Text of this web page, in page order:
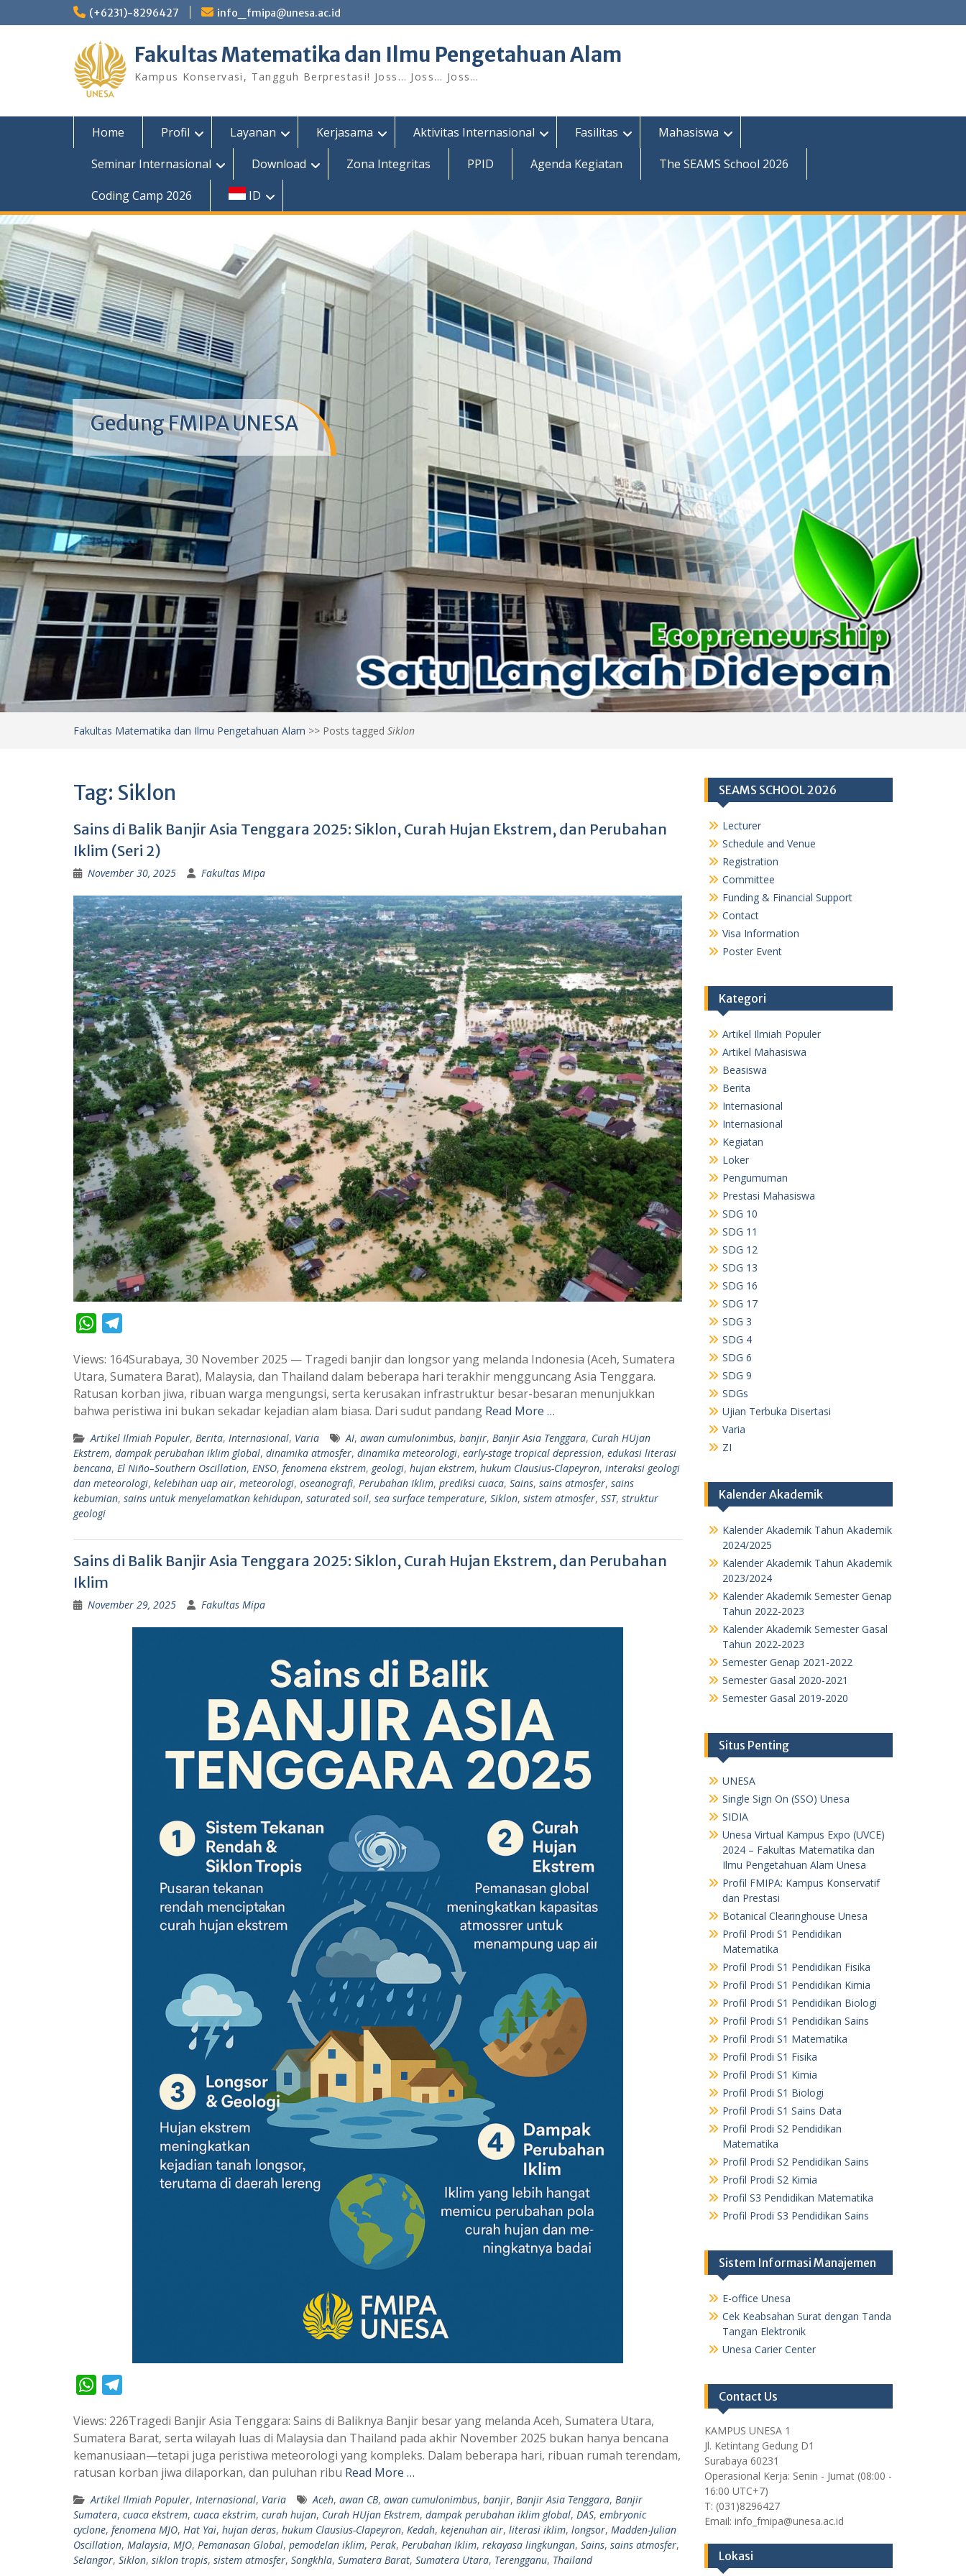
to
(+6231)-8296427 info_fmipa@unesa.ac.id
Fakultas Matematika dan Ilmu Pengetahuan Alam
Kampus Konservasi, Tangguh Berprestasi! Joss… Joss… Joss…
Home Profil Layanan Kerjasama Aktivitas Internasional Fasilitas
Mahasiswa
Seminar Internasional
Download Zona Integritas PPID Agenda Kegiatan
The SEAMS School 2026
Coding Camp 2026
ID
Gedung FMIPA UNESA
Fakultas Matematika dan Ilmu Pengetahuan Alam >> Posts tagged Siklon
Tag: Siklon
Sains di Balik Banjir Asia Tenggara 2025: Siklon, Curah Hujan Ekstrem, dan Perubahan
Iklim (Seri 2)
November 30, 2025 Fakultas Mipa
W
a
t
p
p
l
e
a
m
Views: 164Surabaya, 30 November 2025 — Tragedi banjir dan longsor yang melanda Indonesia (Aceh, Sumatera
Utara, Sumatera Barat), Malaysia, dan Thailand dalam beberapa hari terakhir mengguncang Asia Tenggara.
Ratusan korban jiwa, ribuan warga mengungsi, serta kerusakan infrastruktur besar-besaran menunjukkan
bahwa peristiwa ini bukan sekadar kejadian alam biasa. Dari sudut pandang Read More …
Artikel Ilmiah Populer, Berita, Internasional, Varia AI, awan cumulonimbus, banjir, Banjir Asia Tenggara, Curah HUjan
Ekstrem, dampak perubahan iklim global, dinamika atmosfer, dinamika meteorologi, early-stage tropical depression, edukasi literasi
bencana, El Niño–Southern Oscillation, ENSO, fenomena ekstrem, geologi, hujan ekstrem, hukum Clausius-Clapeyron, interaksi geologi
dan meteorologi, kelebihan uap air, meteorologi, oseanografi, Perubahan Iklim, prediksi cuaca, Sains, sains atmosfer, sains
kebumian, sains untuk menyelamatkan kehidupan, saturated soil, sea surface temperature, Siklon, sistem atmosfer, SST, struktur
geologi
Sains di Balik Banjir Asia Tenggara 2025: Siklon, Curah Hujan Ekstrem, dan Perubahan
Iklim
November 29, 2025 Fakultas Mipa
W
a
t
p
p
l
e
a
m
Views: 226Tragedi Banjir Asia Tenggara: Sains di Baliknya Banjir besar yang melanda Aceh, Sumatera Utara,
Sumatera Barat, serta wilayah luas di Malaysia dan Thailand pada akhir November 2025 bukan hanya bencana
kemanusiaan—tetapi juga peristiwa meteorologi yang kompleks. Dalam beberapa hari, ribuan rumah terendam,
ratusan korban jiwa dilaporkan, dan puluhan ribu Read More …
Artikel Ilmiah Populer, Internasional, Varia Aceh, awan CB, awan cumulonimbus, banjir, Banjir Asia Tenggara, Banjir
Sumatera, cuaca ekstrem, cuaca ekstrim, curah hujan, Curah HUjan Ekstrem, dampak perubahan iklim global, DAS, embryonic
cyclone, fenomena MJO, Hat Yai, hujan deras, hukum Clausius-Clapeyron, Kedah, kejenuhan air, literasi iklim, longsor, Madden-Julian
Oscillation, Malaysia, MJO, Pemanasan Global, pemodelan iklim, Perak, Perubahan Iklim, rekayasa lingkungan, Sains, sains atmosfer,
Selangor, Siklon, siklon tropis, sistem atmosfer, Songkhla, Sumatera Barat, Sumatera Utara, Terengganu, Thailand
SEAMS SCHOOL 2026
Lecturer
Schedule and Venue
Registration
Committee
Funding & Financial Support
Contact
Visa Information
Poster Event
Kategori
Artikel Ilmiah Populer
Artikel Mahasiswa
Beasiswa
Berita
Internasional
Internasional
Kegiatan
Loker
Pengumuman
Prestasi Mahasiswa
SDG 10
SDG 11
SDG 12
SDG 13
SDG 16
SDG 17
SDG 3
SDG 4
SDG 6
SDG 9
SDGs
Ujian Terbuka Disertasi
Varia
ZI
Kalender Akademik
Kalender Akademik Tahun Akademik
2024/2025
Kalender Akademik Tahun Akademik
2023/2024
Kalender Akademik Semester Genap
Tahun 2022-2023
Kalender Akademik Semester Gasal
Tahun 2022-2023
Semester Genap 2021-2022
Semester Gasal 2020-2021
Semester Gasal 2019-2020
Situs Penting
UNESA
Single Sign On (SSO) Unesa
SIDIA
Unesa Virtual Kampus Expo (UVCE)
2024 – Fakultas Matematika dan
Ilmu Pengetahuan Alam Unesa
Profil FMIPA: Kampus Konservatif
dan Prestasi
Botanical Clearinghouse Unesa
Profil Prodi S1 Pendidikan
Matematika
Profil Prodi S1 Pendidikan Fisika
Profil Prodi S1 Pendidikan Kimia
Profil Prodi S1 Pendidikan Biologi
Profil Prodi S1 Pendidikan Sains
Profil Prodi S1 Matematika
Profil Prodi S1 Fisika
Profil Prodi S1 Kimia
Profil Prodi S1 Biologi
Profil Prodi S1 Sains Data
Profil Prodi S2 Pendidikan
Matematika
Profil Prodi S2 Pendidikan Sains
Profil Prodi S2 Kimia
Profil S3 Pendidikan Matematika
Profil Prodi S3 Pendidikan Sains
Sistem Informasi Manajemen
E-office Unesa
Cek Keabsahan Surat dengan Tanda
Tangan Elektronik
Unesa Carier Center
Contact Us
KAMPUS UNESA 1
Jl. Ketintang Gedung D1
Surabaya 60231
Operasional Kerja: Senin - Jumat (08:00 -
16:00 UTC+7)
T: (031)8296427
Email: info_fmipa@unesa.ac.id
Lokasi